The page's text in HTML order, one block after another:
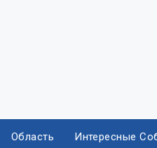
Область Интересные